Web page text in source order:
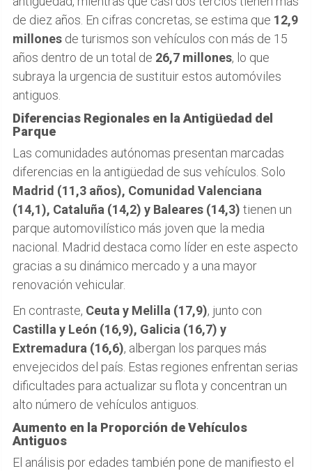
de diez años. En cifras concretas, se estima que 12,9
millones de turismos son vehículos con más de 15
años dentro de un total de 26,7 millones, lo que
subraya la urgencia de sustituir estos automóviles
antiguos.
Diferencias Regionales en la Antigüedad del
Parque
Las comunidades autónomas presentan marcadas
diferencias en la antigüedad de sus vehículos. Solo
Madrid (11,3 años), Comunidad Valenciana
(14,1), Cataluña (14,2) y Baleares (14,3) tienen un
parque automovilístico más joven que la media
nacional. Madrid destaca como líder en este aspecto
gracias a su dinámico mercado y a una mayor
renovación vehicular.
En contraste, Ceuta y Melilla (17,9), junto con
Castilla y León (16,9), Galicia (16,7) y
Extremadura (16,6), albergan los parques más
envejecidos del país. Estas regiones enfrentan serias
dificultades para actualizar su flota y concentran un
alto número de vehículos antiguos.
Aumento en la Proporción de Vehículos
Antiguos
El análisis por edades también pone de manifiesto el